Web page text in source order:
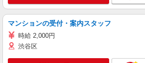
マンションの受付・案内スタッフ
時給 2,000円
渋谷区